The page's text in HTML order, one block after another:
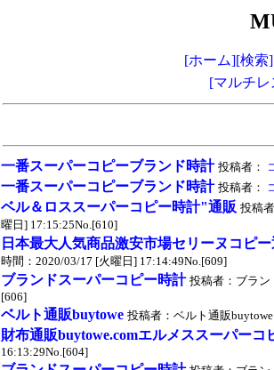
[ホーム][検索]
[マルチ
一番スーパーコピーブランド時計 投稿者：
一番スーパーコピーブランド時計 投稿者：
ベル＆ロススーパーコピー時計"通販 投稿
曜日] 17:15:25No.[610]
日本最大人気商品激安市場セリーヌコピ
時間：2020/03/17 [火曜日] 17:14:49No.[609]
ブランドスーパーコピー時計 投稿者：ブラン
[606]
ベルト通販buytowe 投稿者：ベルト通販
財布通販buytowe.comエルメススーパーコ
16:13:29No.[604]